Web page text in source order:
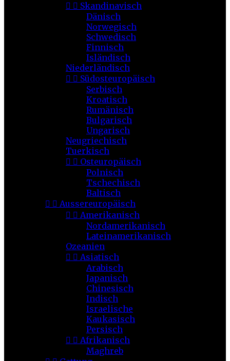
  Skandinavisch
Dänisch
Norwegisch
Schwedisch
Finnisch
Isländisch
Niederländisch
  Südosteuropäisch
Serbisch
Kroatisch
Rumänisch
Bulgarisch
Ungarisch
Neugriechisch
Tuerkisch
  Osteuropäisch
Polnisch
Tschechisch
Baltisch
  Aussereuropäisch
  Amerikanisch
Nordamerikanisch
Lateinamerikanisch
Ozeanien
  Asiatisch
Arabisch
Japanisch
Chinesisch
Indisch
Israelische
Kaukasisch
Persisch
  Afrikanisch
Maghreb